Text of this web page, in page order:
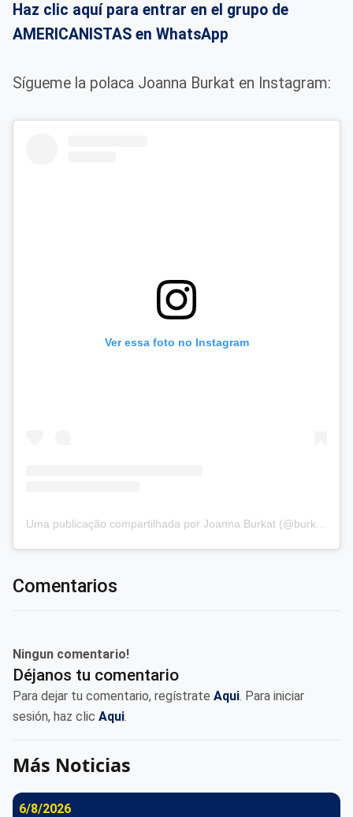
Haz clic aquí para entrar en el grupo de
AMERICANISTAS en WhatsApp
Sígueme la polaca Joanna Burkat en Instagram:
Ver essa foto no Instagram
Comentarios
Ningun comentario!
Déjanos tu comentario
Para dejar tu comentario, regístrate Aqui. Para iniciar
sesión, haz clic Aqui.
Más Noticias
6/8/2026